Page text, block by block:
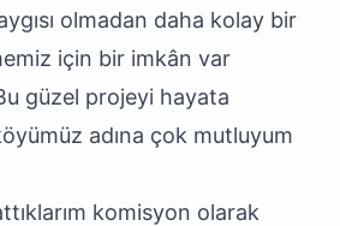
olmadan daha kolay bir
için bir imkân var
güzel projeyi hayata
adına çok mutluyum
komisyon olarak